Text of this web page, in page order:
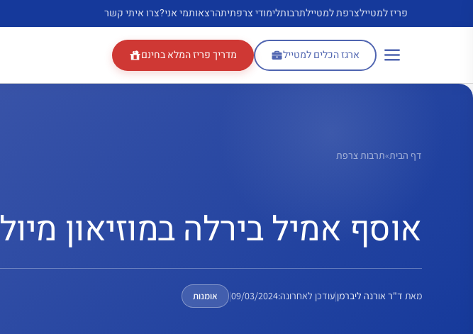
פריז למטיילצרפת למטיילתרבותלימודי צרפתיתהרצאותמי אני?צרו איתי קשר
ארגז הכלים למטייל מדריך פריז המלא בחינם
דף הבית»תרבות צרפת
אוסף אמיל בירלה במוזיאון מיול
מאת ד"ר אורנה ליברמן|עודכן לאחרונה:09/03/2024
| אומנות